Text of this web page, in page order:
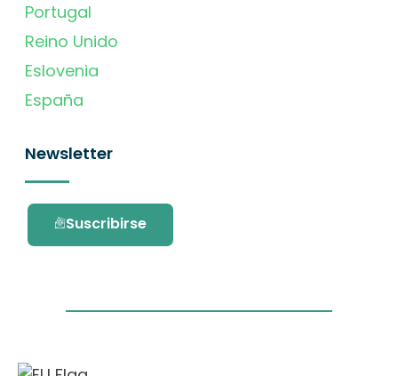
Portugal
Reino Unido
Eslovenia
España
Newsletter
Suscribirse